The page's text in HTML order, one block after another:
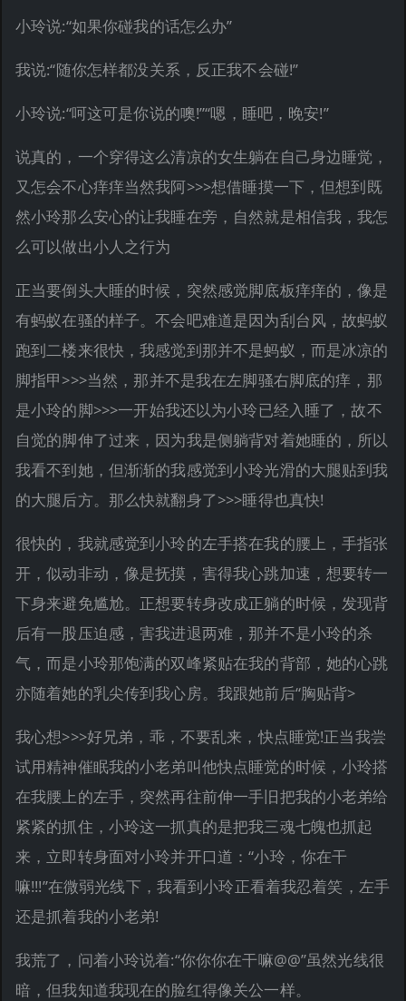
小玲说:“如果你碰我的话怎么办”
我说:“随你怎样都没关系，反正我不会碰!”
小玲说:“呵这可是你说的噢!”“嗯，睡吧，晚安!”
说真的，一个穿得这么清凉的女生躺在自己身边睡觉，
又怎会不心痒痒当然我阿>>>想借睡摸一下，但想到既
然小玲那么安心的让我睡在旁，自然就是相信我，我怎
么可以做出小人之行为
正当要倒头大睡的时候，突然感觉脚底板痒痒的，像是
有蚂蚁在骚的样子。不会吧难道是因为刮台风，故蚂蚁
跑到二楼来很快，我感觉到那并不是蚂蚁，而是冰凉的
脚指甲>>>当然，那并不是我在左脚骚右脚底的痒，那
是小玲的脚>>>一开始我还以为小玲已经入睡了，故不
自觉的脚伸了过来，因为我是侧躺背对着她睡的，所以
我看不到她，但渐渐的我感觉到小玲光滑的大腿贴到我
的大腿后方。那么快就翻身了>>>睡得也真快!
很快的，我就感觉到小玲的左手搭在我的腰上，手指张
开，似动非动，像是抚摸，害得我心跳加速，想要转一
下身来避免尴尬。正想要转身改成正躺的时候，发现背
后有一股压迫感，害我进退两难，那并不是小玲的杀
气，而是小玲那饱满的双峰紧贴在我的背部，她的心跳
亦随着她的乳尖传到我心房。我跟她前后“胸贴背>
我心想>>>好兄弟，乖，不要乱来，快点睡觉!正当我尝
试用精神催眠我的小老弟叫他快点睡觉的时候，小玲搭
在我腰上的左手，突然再往前伸一手旧把我的小老弟给
紧紧的抓住，小玲这一抓真的是把我三魂七魄也抓起
来，立即转身面对小玲并开口道：“小玲，你在干
嘛!!!”在微弱光线下，我看到小玲正看着我忍着笑，左手
还是抓着我的小老弟!
我荒了，问着小玲说着:“你你你在干嘛@@”虽然光线很
暗，但我知道我现在的脸红得像关公一样。